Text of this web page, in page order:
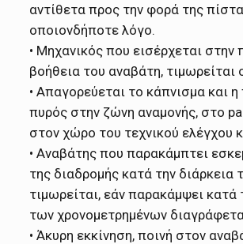
αντίθετα προς την φορά της
οποιονδήποτε λόγο.
• Μηχανικός που εισέρχεται στην
βοήθεια του αναβάτη, τιμωρείται
• Απαγορεύεται το κάπνισμα και
πυρός στην ζώνη αναμονής, στο
στον χώρο του τεχνικού ελέγχου
• Αναβάτης που παρακάμπτει
της διαδρομής κατά την διάρκεια
τιμωρείται, εάν παρακάμψει κατά
των χρονομετρημένων
• Άκυρη εκκίνηση, ποινή στον